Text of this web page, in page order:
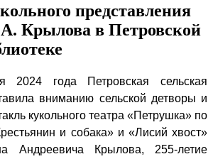
представления
Крылова в Петровской
2024 года Петровская сельская
вниманию сельской детворы и
кукольного театра «Петрушка» по
и собака» и «Лисий хвост»
Андреевича Крылова, 255-летие